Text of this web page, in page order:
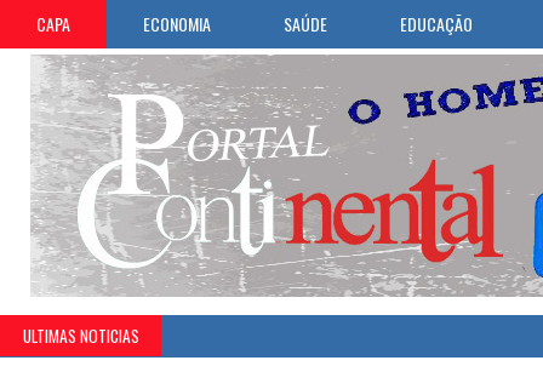
CAPA ECONOMIA SAÚDE EDUCAÇÃO
ULTIMAS NOTICIAS